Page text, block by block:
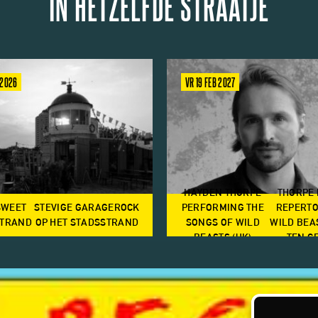
IN HETZELFDE STRAATJE
STEVIGE GARAGEROCK
OP HET STADSSTRAND
VR 19 FEB 2027
HAYDEN THORPE
PERFORMING THE
SONGS OF WILD
BEASTS (UK)
THORPE
WILD
TEN